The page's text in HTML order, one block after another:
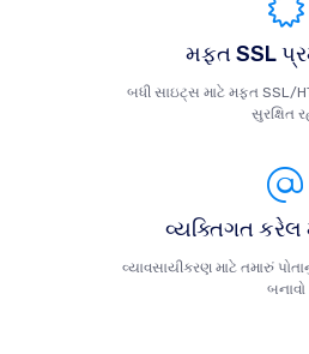
મફત SSL
બધી સાઇટ્સ માટે મફત SSL/
સુરક્ષિત
વ્યક્તિગત
વ્યાવસાયીકરણ માટે તમારું
બનાવો